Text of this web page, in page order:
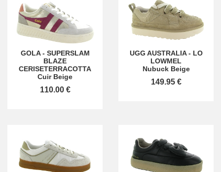
GOLA- SUPERSLAM
BLAZE
CERISETERRACOTTA
Cuir Beige
110.00 €
UGG AUSTRALIA- LO
LOWMEL
Nubuck Beige
149.95 €